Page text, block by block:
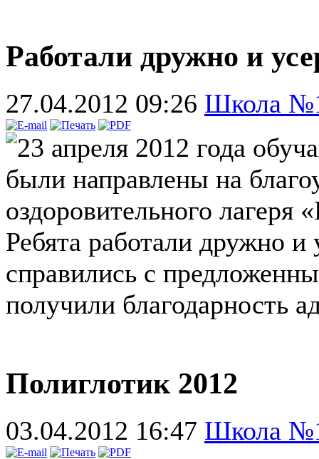
Работали дружно и
27.04.2012 09:26 Школа
23 апреля 2012 года
были направлены на
оздоровительного лагеря
Ребята работали дружно
справились с
получили благодарность
Полиглотик 2012
03.04.2012 16:47 Школа